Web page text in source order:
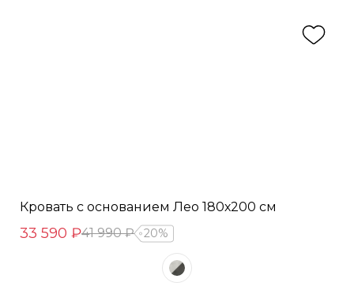
Кровать с основанием Лео 180х200 см
33 590 ₽41 990 ₽ 20%